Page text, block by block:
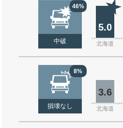
46%
中破
5.0
北海道
8%
損壊なし
3.6
北海道